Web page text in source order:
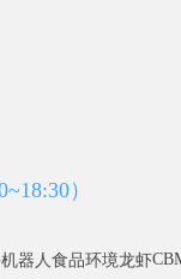
）
机器人食品环境龙虾